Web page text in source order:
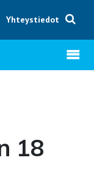
Yhteystiedot
Avaa
18